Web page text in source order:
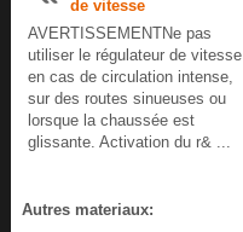
de vitesse
AVERTISSEMENTNe pas
utiliser le régulateur de vitesse
en cas de circulation intense,
sur des routes sinueuses ou
lorsque la chaussée est
glissante. Activation du r& ...
Autres materiaux: